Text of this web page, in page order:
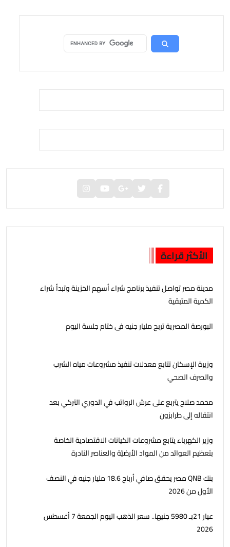
الأكثر قراءة
مدينة مصر تواصل تنفيذ برنامج شراء أسهم الخزينة وتبدأ شراء
الكمية المتبقية
البورصة المصرية تربح مليار جنيه فى ختام جلسة اليوم
وزيرة الإسكان تتابع معدلات تنفيذ مشروعات مياه الشرب
والصرف الصحي
محمد صلاح يتربع على عرش الرواتب في الدوري التركي بعد
انتقاله إلى طرابزون
وزير الكهرباء يتابع مشروعات الكيانات الاقتصادية الخاصة
بتعظيم العوائد من المواد الأرضيّة والعناصر النادرة
بنك QNB مصر يحقق صافي أرباح 18.6 مليار جنيه في النصف
الأول من 2026
عيار 21بـ 5980 جنيها.. سعر الذهب اليوم الجمعة 7 أغسطس
2026